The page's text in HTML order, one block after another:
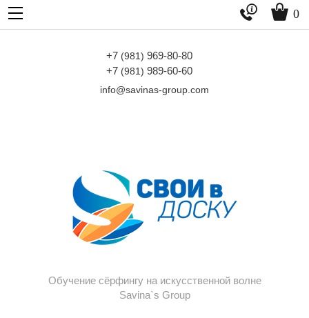
+7 (981) 969-80-80
+7 (981) 989-60-60
info@savinas-group.com
Обучение сёрфингу на искусственной волне
Savina`s Group
  0